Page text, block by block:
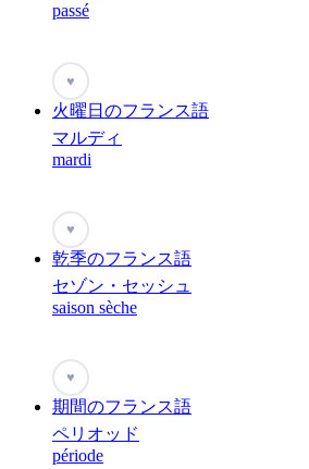
passé
♥
火曜日のフランス語
マルディ
mardi
♥
乾季のフランス語
セゾン・セッシュ
saison sèche
♥
期間のフランス語
ペリオッド
période